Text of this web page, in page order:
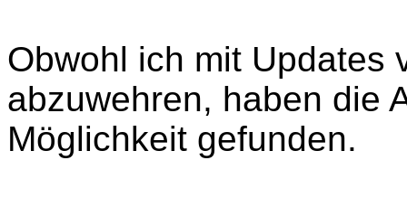
Obwohl ich mit Updates
abzuwehren, haben die
Möglichkeit gefunden.